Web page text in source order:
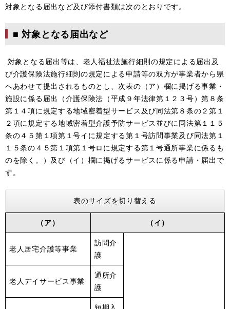
対象となる届出など及び添付書類は次のとおりです。
■ 対象となる届出など
対象となる届出等は、老人福祉法施行細則の規定による届出及
び介護保険法施行細則の規定による申請等の双方が事業者から県
へあわせて提出されるものとし、次表の（ア）欄に掲げる事業・
施設に係る届出（介護保険法（平成９年法律第１２３号）第８条
第１４項に規定する地域密着型サービス及び同法第８条の２第１
２項に規定する地域密着型介護予防サービス並びに同法第１１５
条の４５第１項第１号イに規定する第１号訪問事業及び同法第１
１５条の４５第１項第１号ロに規定する第１号通所事業に係るも
のを除く。）及び（イ）欄に掲げるサービスに係る申請・届出で
す。
表のサイズを切り替える
（ア） （イ）
老人居宅介護等事業
訪問介
護
老人デイサービス事業
通所介
護